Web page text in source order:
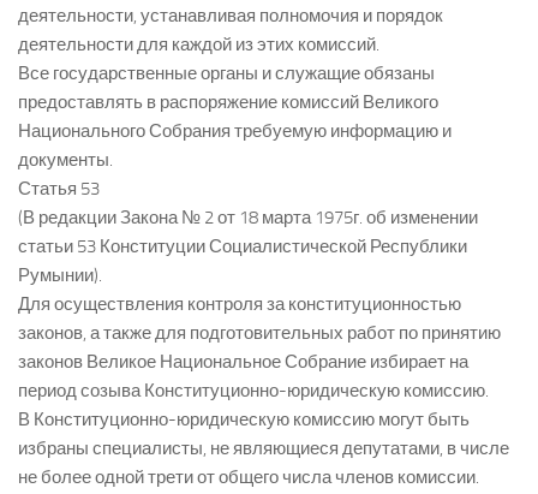
деятельности, устанавливая полномочия и порядок
деятельности для каждой из этих комиссий.
Все государственные органы и служащие обязаны
предоставлять в распоряжение комиссий Великого
Национального Собрания требуемую информацию и
документы.
Статья 53
(В редакции Закона № 2 от 18 марта 1975г. об изменении
статьи 53 Конституции Социалистической Республики
Румынии).
Для осуществления контроля за конституционностью
законов, а также для подготовительных работ по принятию
законов Великое Национальное Собрание избирает на
период созыва Конституционно-юридическую комиссию.
В Конституционно-юридическую комиссию могут быть
избраны специалисты, не являющиеся депутатами, в числе
не более одной трети от общего числа членов комиссии.